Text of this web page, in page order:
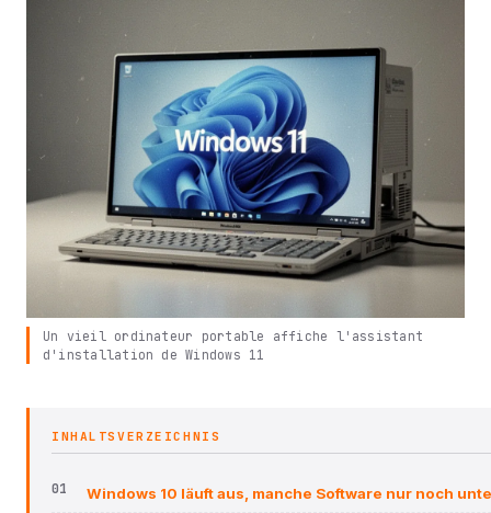
Un vieil ordinateur portable affiche l'assistant
d'installation de Windows 11
INHALTSVERZEICHNIS
Windows 10 läuft aus, manche Software nur noch